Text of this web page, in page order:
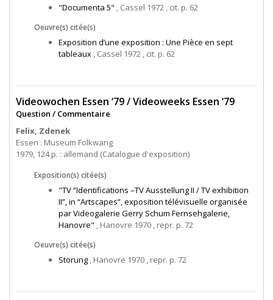
"Documenta 5" , Cassel 1972 , cit. p. 62
Oeuvre(s) citée(s)
Exposition d’une exposition : Une Pièce en sept
tableaux , Cassel 1972 , cit. p. 62
Videowochen Essen ‘79 / Videoweeks Essen ‘79
Question / Commentaire
Felix, Zdenek
Essen : Museum Folkwang
1979, 124 p. : allemand (Catalogue d'exposition)
Exposition(s) citée(s)
"TV “Identifications –TV Ausstellung II / TV exhibition
II”, in “Artscapes”, exposition télévisuelle organisée
par Videogalerie Gerry Schum Fernsehgalerie,
Hanovre" , Hanovre 1970 , repr. p. 72
Oeuvre(s) citée(s)
Störung , Hanovre 1970 , repr. p. 72